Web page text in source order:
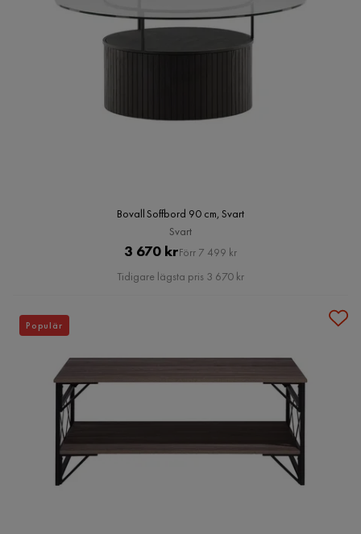
Bovall Soffbord 90 cm, Svart
Svart
Pris
3 670 krOriginal
Pris
Förr 7 499 kr
Tidigare lägsta pris 3 670 kr
Populär